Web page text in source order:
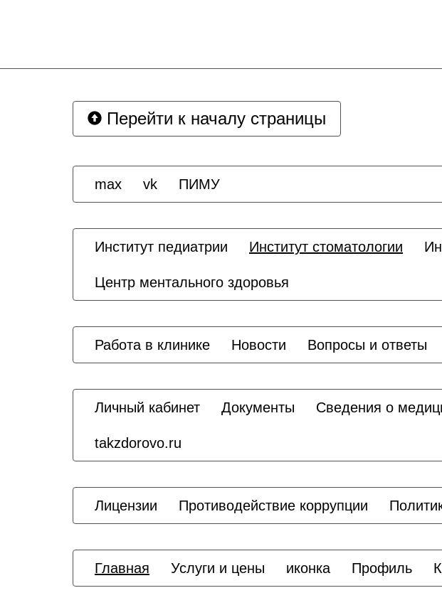
Перейти к началу страницы
max vk ПИМУ
Институт педиатрии Институт стоматологии
Центр ментального здоровья
Работа в клинике Новости Вопросы и ответы
Личный кабинет Документы Сведения о
takzdorovo.ru
Лицензии Противодействие коррупции
Главная Услуги и цены иконка Профиль